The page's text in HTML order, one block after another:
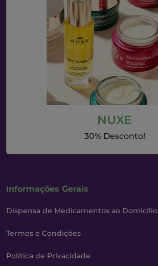
NUXE
30% Desconto!
Informações Gerais
Dispensa de Medicamentos ao Domicílio
Termos e Condições
Política de Privacidade